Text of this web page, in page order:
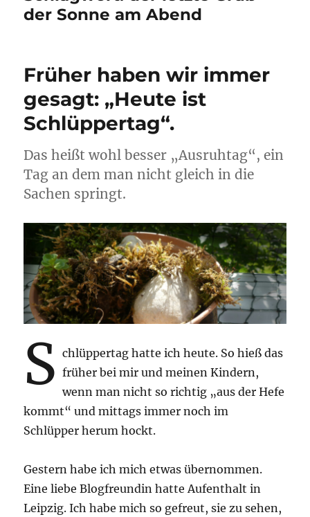
der Sonne am Abend
Früher haben wir immer
gesagt: „Heute ist
Schlüppertag“.
Das heißt wohl besser „Ausruhtag“, ein
Tag an dem man nicht gleich in die
Sachen springt.
S chlüppertag hatte ich heute. So hieß das
früher bei mir und meinen Kindern,
wenn man nicht so richtig „aus der Hefe
kommt“ und mittags immer noch im
Schlüpper herum hockt.
Gestern habe ich mich etwas übernommen.
Eine liebe Blogfreundin hatte Aufenthalt in
Leipzig. Ich habe mich so gefreut, sie zu sehen,